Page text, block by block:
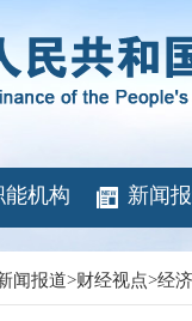
能机构 新闻
闻报道>财经视点>经